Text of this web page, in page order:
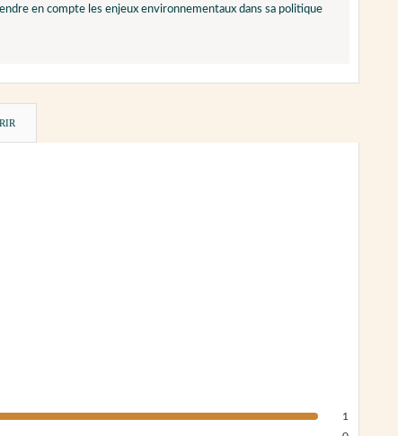
en compte les enjeux environnementaux dans sa politique
1